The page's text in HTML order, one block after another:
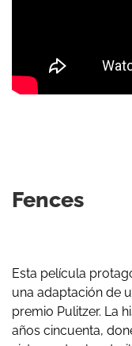
Fences
Esta película
una adaptación de
premio Pulitzer. La
años cincuenta,